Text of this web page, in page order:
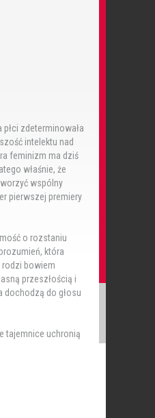
zdeterminowała
intelektu nad
feminizm ma dziś
właśnie, że
wspólny
pierwszej premiery
o rozstaniu
która
rodzi bowiem
przeszłością i
do głosu
tajemnice uchronią